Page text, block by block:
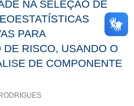
NA SELEÇÃO DE
PARA
RISCO, USANDO O
DE COMPONENTE